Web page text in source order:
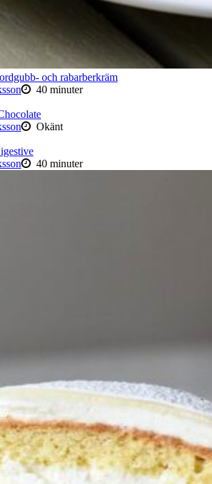
och rabarberkräm
40 minuter
Okänt
40 minuter